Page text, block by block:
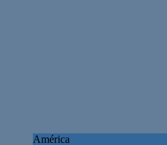
América